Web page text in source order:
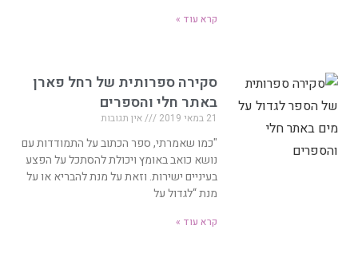
קרא עוד »
סקירה ספרותית של רחל פארן
באתר חלי והספרים
21 במאי 2019 אין תגובות
"כמו שאמרתי, ספר הכתוב על התמודדות עם
נושא כואב באומץ ויכולת להסתכל על הפצע
בעיניים ישירות. וזאת על מנת להבריא או על
מנת “לגדול על
קרא עוד »